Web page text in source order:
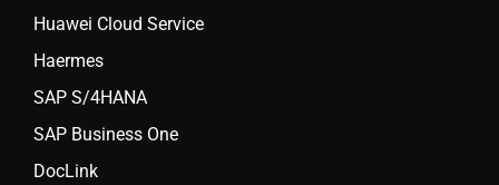
Huawei Cloud Service
Haermes
SAP S/4HANA
SAP Business One
DocLink